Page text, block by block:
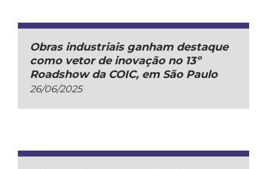
Obras industriais ganham destaque
como vetor de inovação no 13º
Roadshow da COIC, em São Paulo
26/06/2025